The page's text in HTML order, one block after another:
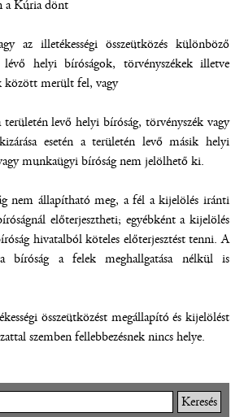
a Kúria dönt
az illetékességi összeütközés különböző
helyi bíróságok, törvényszékek illetve
között merült fel, vagy
levő helyi bíróság, törvényszék vagy
esetén a területén levő másik helyi
munkaügyi bíróság nem jelölhető ki.
nem állapítható meg, a fél a kijelölés iránti
előterjesztheti; egyébként a kijelölés
hivatalból köteles előterjesztést tenni. A
bíróság a felek meghallgatása nélkül is
összeütközést megállapító és kijelölést
szemben fellebbezésnek nincs helye.